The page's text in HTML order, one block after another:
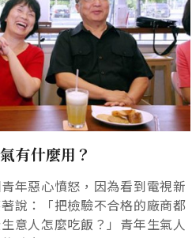
有什麼用？
年惡心憤怒，因為看到電視新
說：「把檢驗不合格的廠商都
意人怎麼吃飯？」青年生氣人